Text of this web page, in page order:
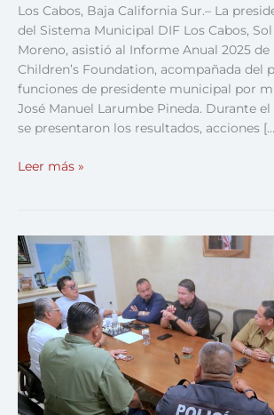
Los Cabos, Baja California Sur.– La
del Sistema Municipal DIF Los Cabos,
Moreno, asistió al Informe Anual 2025 de
Children’s Foundation, acompañada del
funciones de presidente municipal por
José Manuel Larumbe Pineda. Durante
se presentaron los resultados, acciones
Leer más »
Restringen
temporalmente
acceso
al
Arco
de
Cabo
San
Lucas